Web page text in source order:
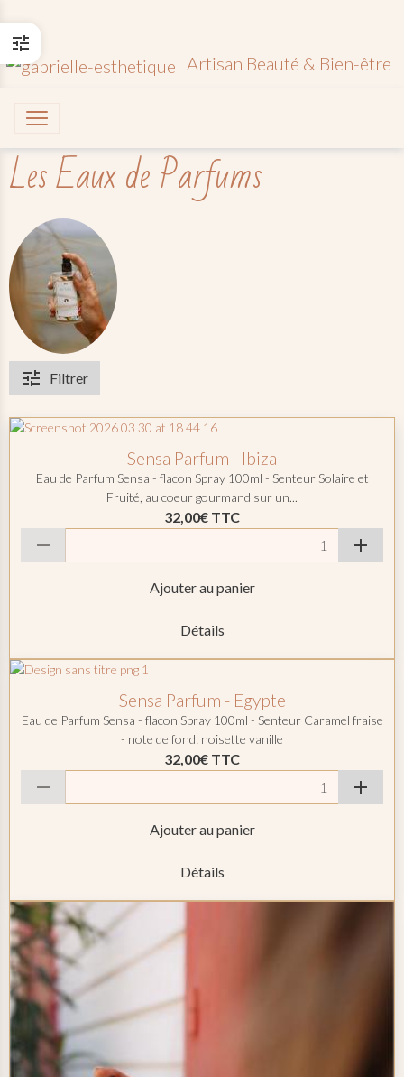
Artisan Beauté & Bien-être
Les Eaux de Parfums
Filtrer
Sensa Parfum - Ibiza
Eau de Parfum Sensa - flacon Spray 100ml - Senteur Solaire et
Fruité, au coeur gourmand sur un...
32,00€ TTC
Ajouter au panier
Détails
Sensa Parfum - Egypte
Eau de Parfum Sensa - flacon Spray 100ml - Senteur Caramel fraise
- note de fond: noisette vanille
32,00€ TTC
Ajouter au panier
Détails